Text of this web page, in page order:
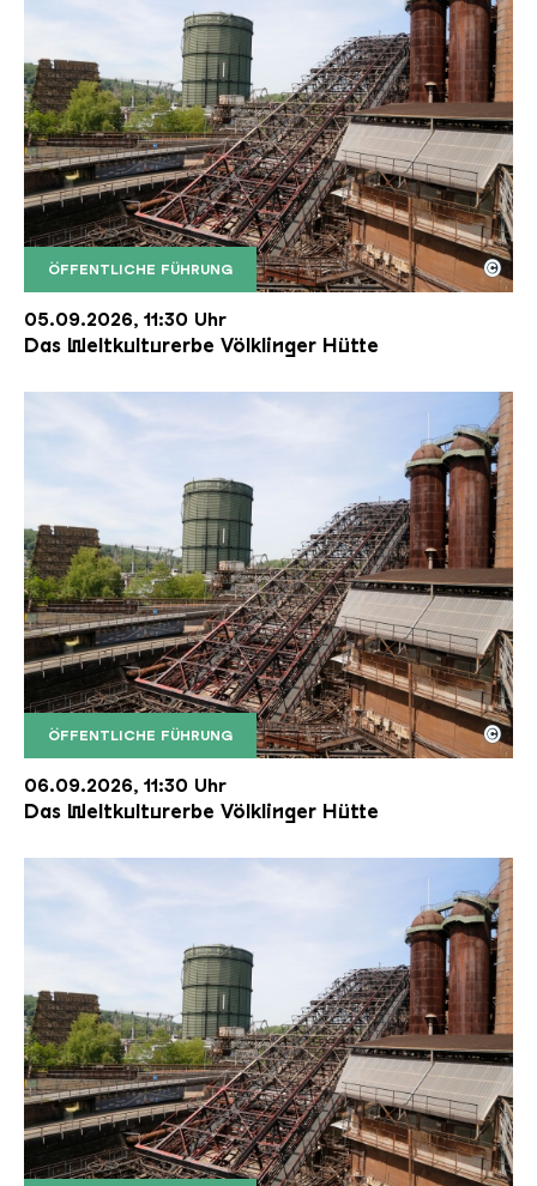
ÖFFENTLICHE FÜHRUNG
Der Erzschrägaufzug der Völklinger Hütte mit
Copyright: Weltkulturerbe Völklinger Hütte | Karl
©
05.09.2026, 11:30 Uhr
Das Weltkulturerbe Völklinger Hütte
ÖFFENTLICHE FÜHRUNG
Der Erzschrägaufzug der Völklinger Hütte mit
Copyright: Weltkulturerbe Völklinger Hütte | Karl
©
06.09.2026, 11:30 Uhr
Das Weltkulturerbe Völklinger Hütte